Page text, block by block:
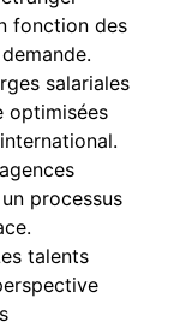
fonction des
salariales
optimisées
processus
talents